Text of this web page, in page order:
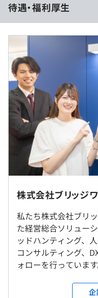
ル習得が可能
・自社プロダクトのた
に実施
・AI駆動開発への積極
積極的です）
・月2回の1on1
・Udemy Businessを
強することができます！
・「ビジネスがわかる
◎リモートワーク可（
就業場所の変更範囲
＜雇入時＞
東京本社、および自宅
待遇・福利厚生
◼︎年収：450万円〜1,100
分）
◼︎月給：321,400円～
◼︎内訳
・基本給：246,100円～
・固定残業手当/月：
月）
※固定残業時間を超え
9:00〜18:00
休憩時間：60分 ※昼食
平均残業時間：平均40
株式会社ブリッジ
私たち株式会社ブリ
た経営総合ソリュー
ッドハンティング、
コンサルティング、
ォローを行っています
企